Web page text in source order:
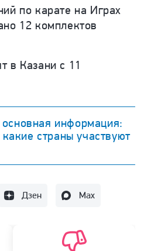
по карате на Играх
12 комплектов
в Казани с 11
информация:
страны участвуют
Дзен Max